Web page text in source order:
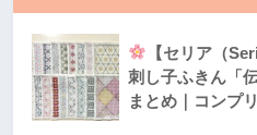
【セリア（
刺し子ふきん「
まとめ｜コンプ